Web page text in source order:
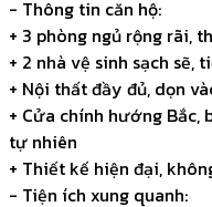
- Thông tin căn hộ:
+ 3 phòng ngủ rộng rãi,
+ 2 nhà vệ sinh sạch sẽ,
+ Nội thất đầy đủ, dọn
+ Cửa chính hướng
tự nhiên
+ Thiết kế hiện đại,
- Tiện ích xung quanh: